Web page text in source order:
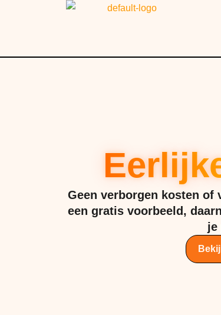
inhoud
Geen verborgen kosten of
een gratis voorbeeld,
je